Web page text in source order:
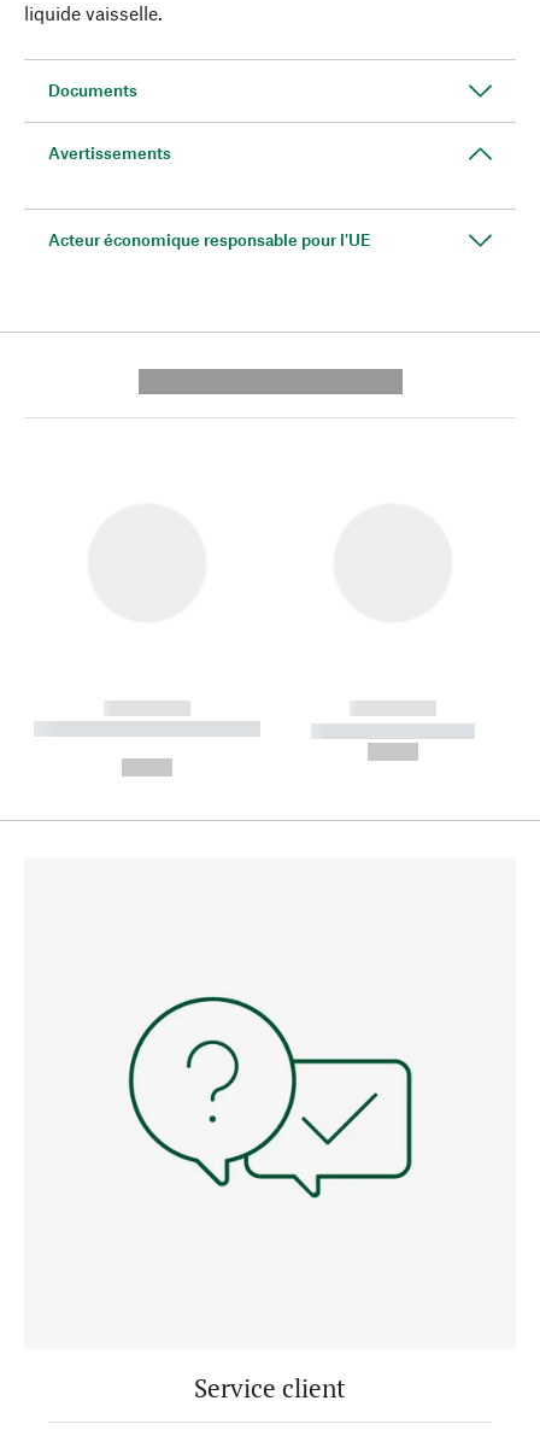
liquide vaisselle.
Documents
Avertissements
Acteur économique responsable pour l'UE
------------
----------- ----------- --------
------------
----------- -----------
Service client